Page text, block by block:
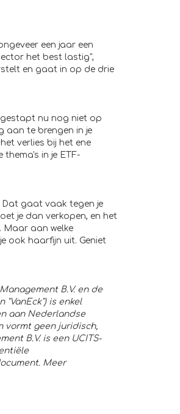
een jaar een
het best lastig",
en gaat in op de drie
nu nog niet op
aan te brengen in je
verlies bij het ene
in je ETF-
Dat gaat vaak tegen je
je dan verkopen, en het
Maar aan welke
ook haarfijn uit. Geniet
B.V. en de
is enkel
aan Nederlandse
vormt geen juridisch,
B.V. is een UCITS-
Meer